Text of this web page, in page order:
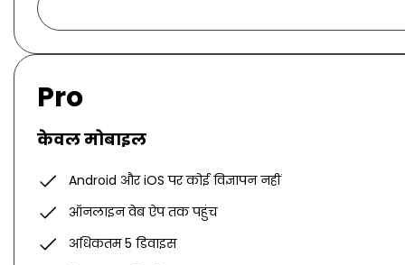
Pro
केवल मोबाइल
Android और iOS पर कोई विज्ञापन नहीं
ऑनलाइन वेब ऐप तक पहुंच
अधिकतम 5 डिवाइस